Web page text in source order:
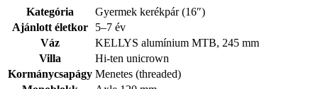
Kategória
Gyermek kerékpár (16″)
Ajánlott életkor
5–7 év
Váz
KELLYS alumínium MTB, 245 mm
Villa
Hi-ten unicrown
Kormánycsapágy Menetes (threaded)